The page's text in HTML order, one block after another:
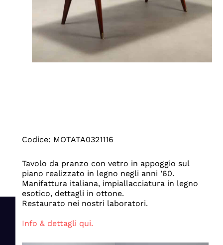
Codice: MOTATA0321116
Tavolo da pranzo con vetro in appoggio sul
piano realizzato in legno negli anni ’60.
Manifattura italiana, impiallacciatura in legno
esotico, dettagli in ottone.
Restaurato nei nostri laboratori.
Info & dettagli qui.